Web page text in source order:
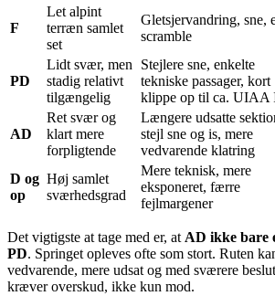
F
Let alpint
terræn samlet
set
Gletsjervandring, sne,
scramble
PD
Lidt svær, men
stadig relativt
tilgængelig
Stejlere sne, enkelte
tekniske passager, kort
klippe op til ca. UIAA
AD
Ret svær og
klart mere
forpligtende
Længere udsatte
stejl sne og is, mere
vedvarende klatring
D og
op
Høj samlet
sværhedsgrad
Mere teknisk, mere
eksponeret, færre
fejlmargener
Det vigtigste at tage med er, at AD ikke bare
PD. Springet opleves ofte som stort. Ruten
vedvarende, mere udsat og med sværere
kræver overskud, ikke kun mod.